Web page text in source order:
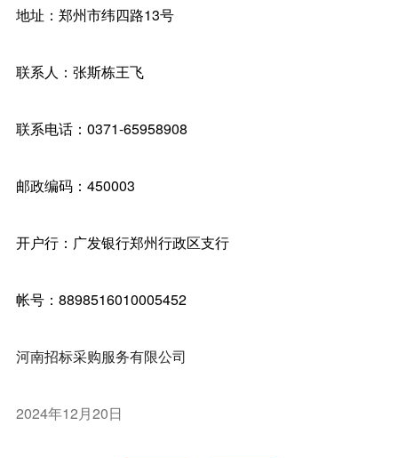
地址：郑州市纬四路13号
联系人：张斯栋王飞
联系电话：0371-65958908
邮政编码：450003
开户行：广发银行郑州行政区支行
帐号：8898516010005452
河南招标采购服务有限公司
2024年12月20日